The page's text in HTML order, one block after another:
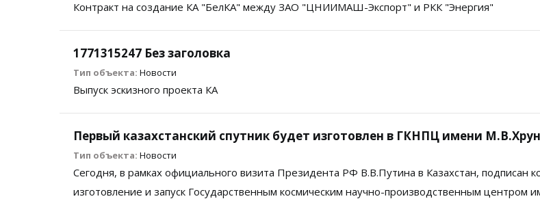
Контракт на создание КА "БелКА" между ЗАО "ЦНИИМАШ-Экспорт" и РКК "Энергия"
1771315247 Без заголовка
Тип объекта: Новости
Выпуск эскизного проекта КА
Первый казахстанский спутник будет изготовлен в ГКНПЦ имени
Тип объекта: Новости
Сегодня, в рамках официального визита Президента РФ В.В.Путина в Казахстан, подписан
изготовление и запуск Государственным космическим научно-производственным центром